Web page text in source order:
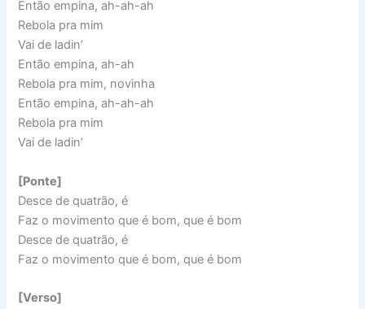
Então empina, ah-ah-ah
Rebola pra mim
Vai de ladin’
Então empina, ah-ah
Rebola pra mim, novinha
Então empina, ah-ah-ah
Rebola pra mim
Vai de ladin’
[Ponte]
Desce de quatrão, é
Faz o movimento que é bom, que é bom
Desce de quatrão, é
Faz o movimento que é bom, que é bom
[Verso]